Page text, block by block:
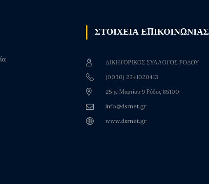
ΣΤΟΙΧΕΙΑ ΕΠΙΚΟΙΝΩΝΙΑΣ
ΔΙΚΗΓΟΡΙΚΟΣ ΣΥΛΛΟΓΟΣ ΡΟΔΟΥ
(0030) 2241020413
25ης Μαρτίου 9 Ρόδος 85100
info@dsrnet.gr
www.dsrnet.gr